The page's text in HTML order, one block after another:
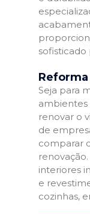
sofisticado
Seja para
ambientes
renovar o
de
comparar
interiores
e
cozinhas,